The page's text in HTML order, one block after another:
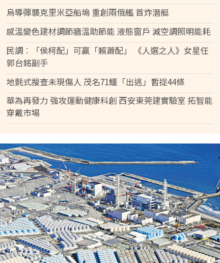
烏導彈襲克里米亞船塢 重創兩俄艦 首炸潛艇
感溫變色建材調節牆溫助節能 液態窗戶 減空調照明能耗
民調︰「侯柯配」可贏「賴蕭配」 《人選之人》女星任
郭台銘副手
地氈式搜查未現傷人 茂名71鱷「出逃」暫捉44條
華為再發力 強攻運動健康科創 西安東莞建實驗室 拓智能
穿戴市場